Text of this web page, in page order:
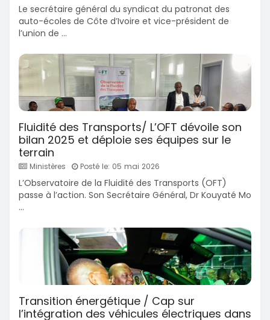
Le secrétaire général du syndicat du patronat des
auto-écoles de Côte d’Ivoire et vice-président de
l’union de ...
Fluidité des Transports/ L’OFT dévoile son
bilan 2025 et déploie ses équipes sur le
terrain
Ministères Posté le: 05 mai 2026
L’Observatoire de la Fluidité des Transports (OFT)
passe à l’action. Son Secrétaire Général, Dr Kouyaté Mo
...
Transition énergétique / Cap sur
l’intégration des véhicules électriques dans